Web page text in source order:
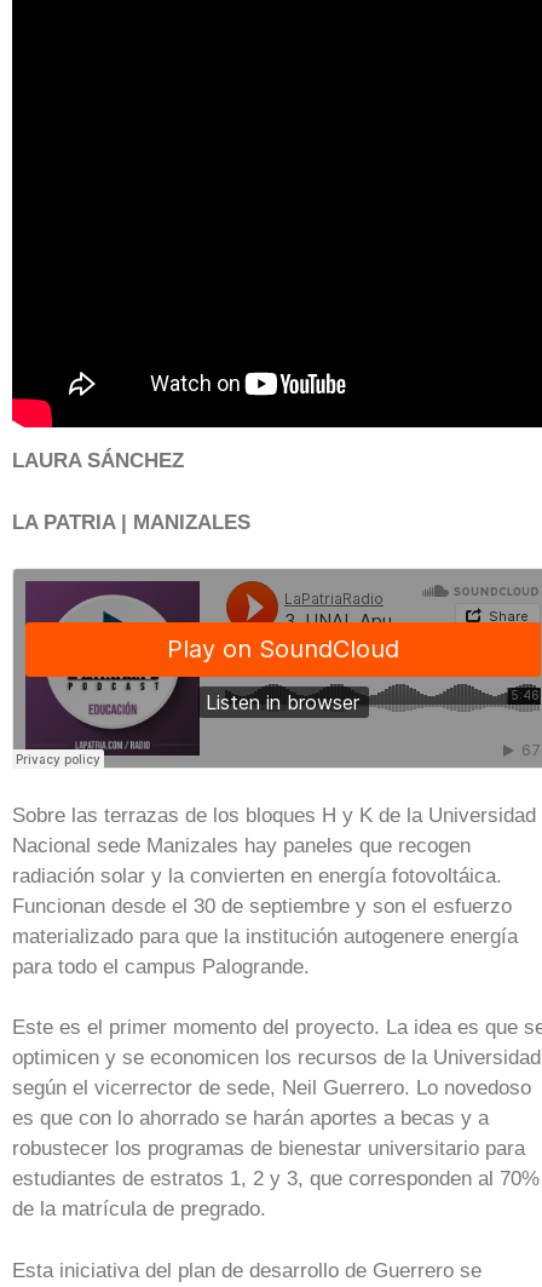
LAURA SÁNCHEZ
LA PATRIA | MANIZALES
Sobre las terrazas de los bloques H y K de la Universidad
Nacional sede Manizales hay paneles que recogen
radiación solar y la convierten en energía fotovoltáica.
Funcionan desde el 30 de septiembre y son el esfuerzo
materializado para que la institución autogenere energía
para todo el campus Palogrande.
Este es el primer momento del proyecto. La idea es que
optimicen y se economicen los recursos de la
según el vicerrector de sede, Neil Guerrero. Lo novedoso
es que con lo ahorrado se harán aportes a becas y a
robustecer los programas de bienestar universitario para
estudiantes de estratos 1, 2 y 3, que corresponden al 70%
de la matrícula de pregrado.
Esta iniciativa del plan de desarrollo de Guerrero se